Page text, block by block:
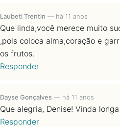
Laubeti Trentin — há 11 anos
Que linda,você merece muito
,pois coloca alma,coração e
os frutos.
Responder
Dayse Gonçalves — há 11 anos
Que alegria, Denise! Vinda
Responder